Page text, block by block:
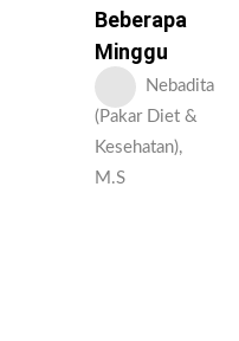
Beberapa
Minggu
Nebadita
(Pakar Diet &
Kesehatan),
M.S